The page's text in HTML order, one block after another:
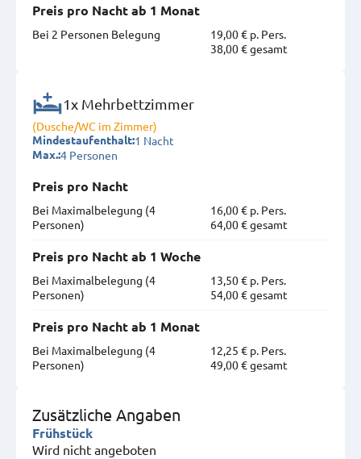
Preis pro Nacht ab 1 Monat
Bei 2 Personen Belegung
19,00 € p. Pers.
38,00 € gesamt
1x Mehrbettzimmer
(Dusche/WC im Zimmer)
Mindestaufenthalt:1 Nacht
Max.:4 Personen
Preis pro Nacht
Bei Maximal­belegung (4
Personen)
16,00 € p. Pers.
64,00 € gesamt
Preis pro Nacht ab 1 Woche
Bei Maximal­belegung (4
Personen)
13,50 € p. Pers.
54,00 € gesamt
Preis pro Nacht ab 1 Monat
Bei Maximal­belegung (4
Personen)
12,25 € p. Pers.
49,00 € gesamt
Zusätzliche Angaben
Frühstück
Wird nicht angeboten